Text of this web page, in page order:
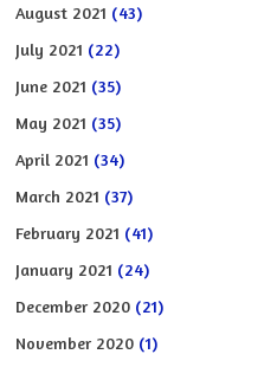
August 2021 (43)
July 2021 (22)
June 2021 (35)
May 2021 (35)
April 2021 (34)
March 2021 (37)
February 2021 (41)
January 2021 (24)
December 2020 (21)
November 2020 (1)